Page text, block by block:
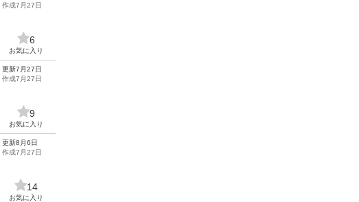
作成7月27日
6
お気に入り
更新7月27日
作成7月27日
9
お気に入り
更新8月6日
作成7月27日
14
お気に入り